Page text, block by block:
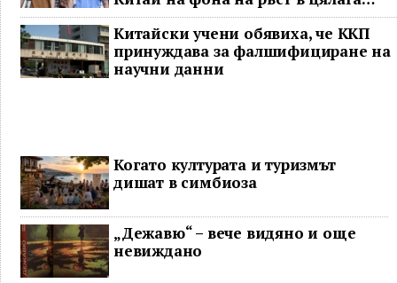
страна
Китайски учени обявиха, че ККП
принуждава за фалшифициране на
научни данни
Когато културата и туризмът
дишат в симбиоза
„Дежавю“ – вече видяно и още
невиждано